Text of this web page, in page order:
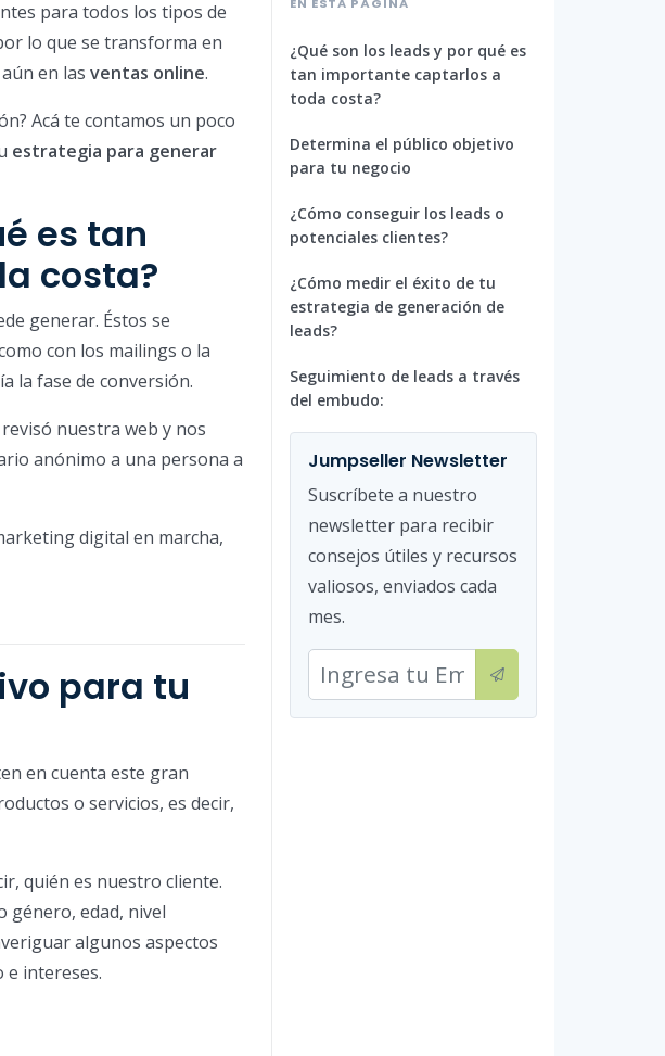
para todos los tipos de
lo que se transforma en
en las ventas online.
Acá te contamos un poco
estrategia para generar
es tan
costa?
generar. Éstos se
con los mailings o la
la fase de conversión.
nuestra web y nos
anónimo a una persona a
digital en marcha,
para tu
en cuenta este gran
o servicios, es decir,
quién es nuestro cliente.
género, edad, nivel
algunos aspectos
e intereses.
¿Qué son los leads y por qué es
tan importante captarlos a
toda costa?
Determina el público objetivo
para tu negocio
¿Cómo conseguir los leads o
potenciales clientes?
¿Cómo medir el éxito de tu
estrategia de generación de
leads?
Seguimiento de leads a través
del embudo:
Jumpseller Newsletter
Suscríbete a nuestro
newsletter para recibir
consejos útiles y recursos
valiosos, enviados cada
mes.